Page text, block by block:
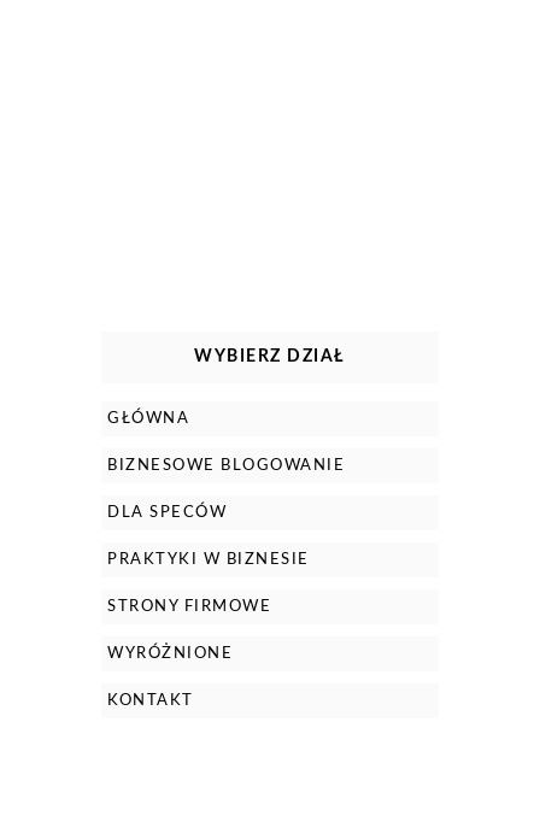
WYBIERZ DZIAŁ
GŁÓWNA
BIZNESOWE BLOGOWANIE
DLA SPECÓW
PRAKTYKI W BIZNESIE
STRONY FIRMOWE
WYRÓŻNIONE
KONTAKT